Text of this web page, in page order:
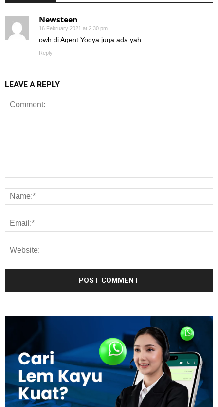
Newsteen
16 February 2021 at 2:30 pm
owh di Agent Yogya juga ada yah
Reply
LEAVE A REPLY